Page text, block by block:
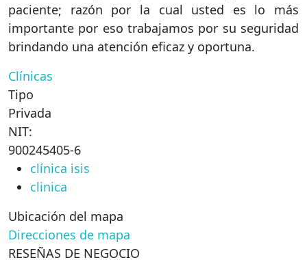
paciente; razón por la cual usted es lo más
importante por eso trabajamos por su seguridad
brindando una atención eficaz y oportuna.
Clínicas
Tipo
Privada
NIT:
900245405-6
clínica isis
clinica
Ubicación del mapa
Direcciones de mapa
RESEÑAS DE NEGOCIO